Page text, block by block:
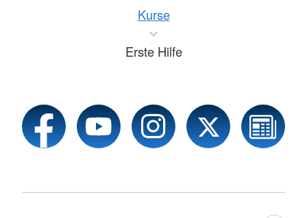
Kurse
Erste Hilfe